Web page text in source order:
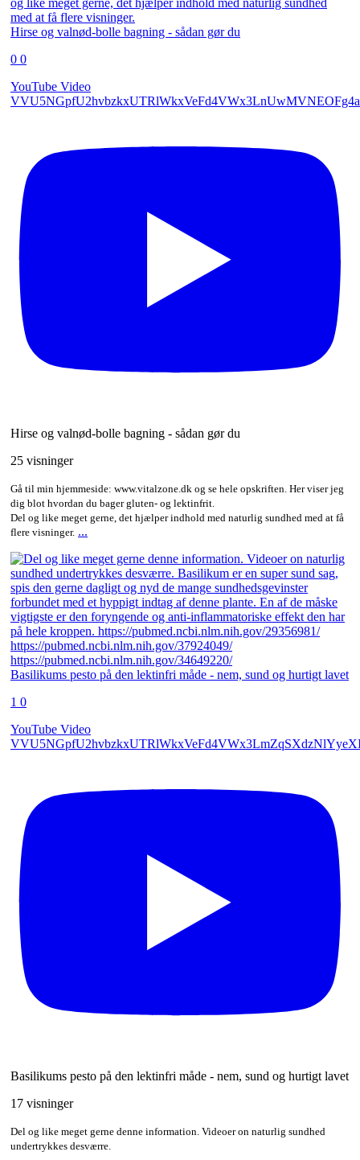
Hirse og valnød-bolle bagning - sådan gør du
0 0
YouTube Video
Hirse og valnød-bolle bagning - sådan gør du
25 visninger
Gå til min hjemmeside: www.vitalzone.dk og se hele opskriften. Her viser jeg
dig blot hvordan du bager gluten- og lektinfrit.
Del og like meget gerne, det hjælper indhold med naturlig sundhed med at få
flere visninger. ...
Basilikums pesto på den lektinfri måde - nem, sund og hurtigt lavet
1 0
YouTube Video
Basilikums pesto på den lektinfri måde - nem, sund og hurtigt lavet
17 visninger
Del og like meget gerne denne information. Videoer on naturlig sundhed
undertrykkes desværre.